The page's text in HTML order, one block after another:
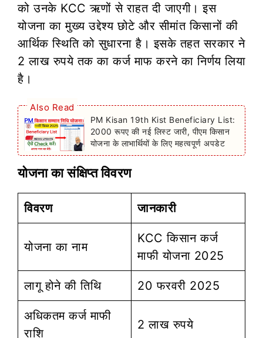
को उनके KCC ऋणों से राहत दी जाएगी। इस
योजना का मुख्य उद्देश्य छोटे और सीमांत किसानों की
आर्थिक स्थिति को सुधारना है। इसके तहत सरकार ने
2 लाख रुपये तक का कर्ज माफ करने का निर्णय लिया
है।
Also Read
PM Kisan 19th Kist Beneficiary List:
2000 रूपए की नई लिस्ट जारी, पीएम किसान
योजना के लाभार्थियों के लिए महत्वपूर्ण अपडेट
योजना का संक्षिप्त विवरण
विवरण जानकारी
योजना का नाम
KCC किसान कर्ज
माफी योजना 2025
लागू होने की तिथि 20 फरवरी 2025
अधिकतम कर्ज माफी
राशि
2 लाख रुपये